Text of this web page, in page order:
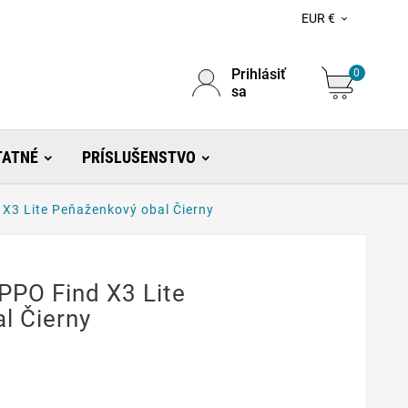
EUR € 
Prihlásiť
sa
0
PRÍSLUŠENSTVO
Lite Peňaženkový obal Čierny
Find X3 Lite
Čierny